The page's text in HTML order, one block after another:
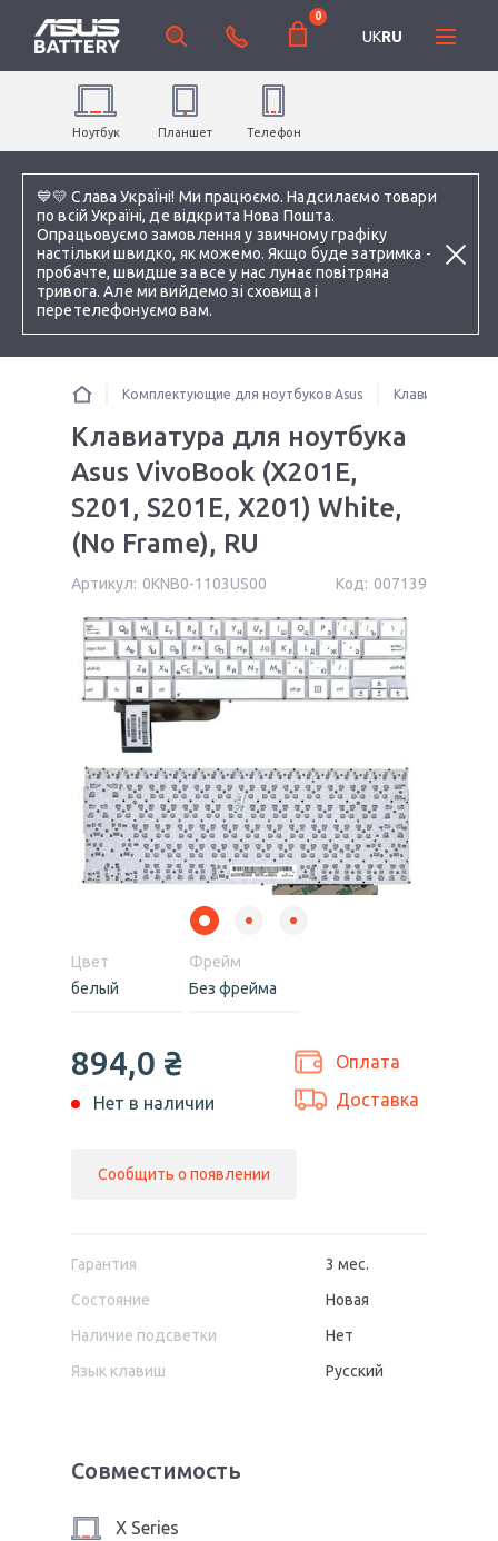
💙💛 Слава УкраЇні! Ми працюємо. Надсилаємо товари
по всій Україні, де відкрита Нова Пошта.
Опрацьовуємо замовлення у звичному графіку
настільки швидко, як можемо. Якщо буде затримка -
пробачте, швидше за все у нас лунає повітряна
тривога. Але ми вийдемо зі сховища і
перетелефонуємо вам.
0
UKRU
Ноутбук Планшет Телефон
Комплектующие для ноутбуков Asus Клавиатуры
Клавиатура для ноутбука
Asus VivoBook (X201E,
S201, S201E, X201) White,
(No Frame), RU
Артикул: 0KNB0-1103US00 Код: 007139
Цвет
белый
Фрейм
Без фрейма
894,0 ₴
Нет в наличии
Сообщить о появлении
Оплата
Доставка
Гарантия
3 мес.
Состояние
Новая
Наличие подсветки
Нет
Язык клавиш
Русский
Совместимость
X Series